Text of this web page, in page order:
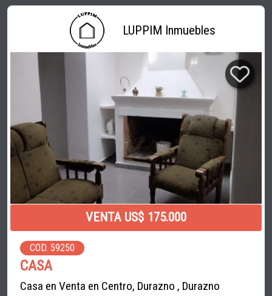
LUPPIM Inmuebles
VENTA US$ 175.000
COD. 59250
CASA
Casa en Venta en Centro, Durazno , Durazno